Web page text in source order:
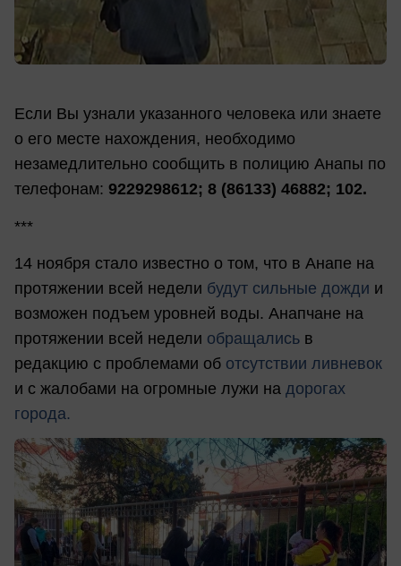
Если Вы узнали указанного человека или знаете
о его месте нахождения, необходимо
незамедлительно сообщить в полицию Анапы по
телефонам: 9229298612; 8 (86133) 46882; 102.
***
14 ноября стало известно о том, что в Анапе на
протяжении всей недели будут сильные дожди и
возможен подъем уровней воды. Анапчане на
протяжении всей недели обращались в
редакцию с проблемами об отсутствии ливневок
и с жалобами на огромные лужи на дорогах
города.